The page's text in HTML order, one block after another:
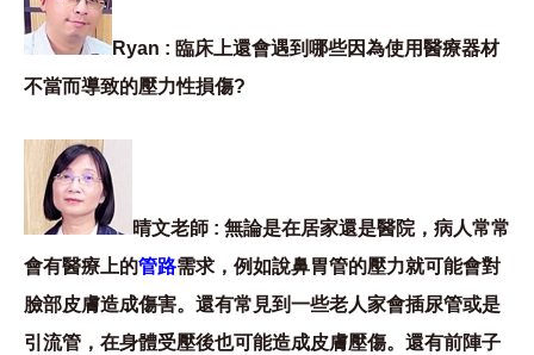
Ryan : 臨床上還會遇到哪些因為使用醫療器材
不當而導致的壓力性損傷?
晴文老師 : 無論是在居家還是醫院，病人常常
會有醫療上的管路需求，例如說鼻胃管的壓力就可能會對
臉部皮膚造成傷害。還有常見到一些老人家會插尿管或是
引流管，在身體受壓後也可能造成皮膚壓傷。還有前陣子